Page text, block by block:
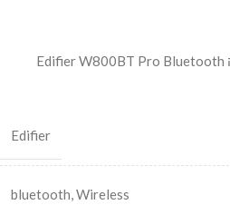
אוזניות אל חוטיות לגיימינג ומדיה Edifier W800BT Pro Bluetooth
Edifier
bluetooth Wireless